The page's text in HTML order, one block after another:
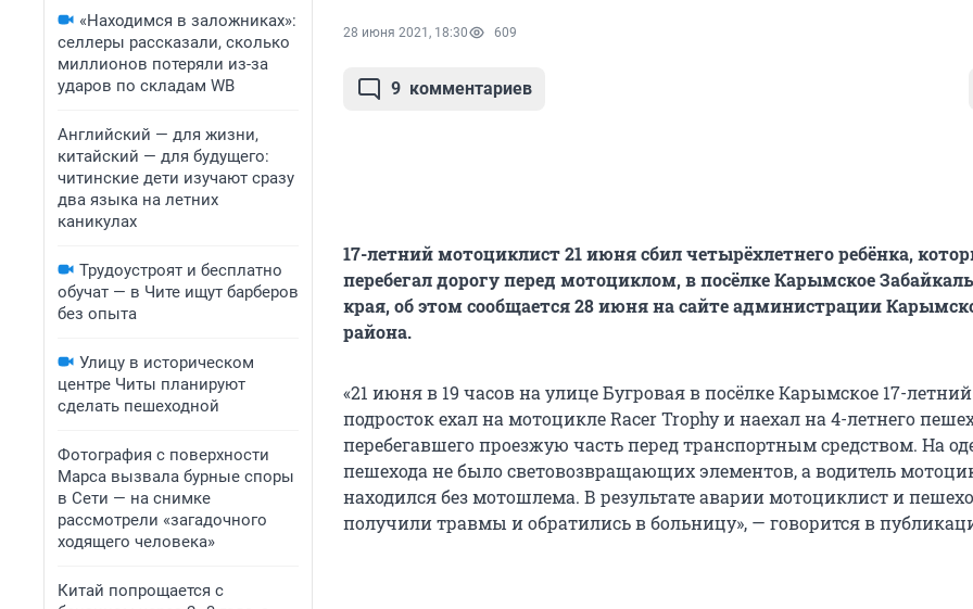
«Находимся в заложниках»:
селлеры рассказали, сколько
миллионов потеряли из-за
ударов по складам WB
Английский — для жизни,
китайский — для будущего:
читинские дети изучают сразу
два языка на летних
каникулах
Трудоустроят и бесплатно
обучат — в Чите ищут барберов
без опыта
Улицу в историческом
центре Читы планируют
сделать пешеходной
Фотография с поверхности
Марса вызвала бурные споры
в Сети — на снимке
рассмотрели «загадочного
ходящего человека»
Китай попрощается с
28 июня 2021, 18:30 609
9 комментариев
17-летний мотоциклист 21 июня сбил четырёхлетнего ребёнка,
перебегал дорогу перед мотоциклом, в посёлке Карымское
края, об этом сообщается 28 июня на сайте администрации
района.
«21 июня в 19 часов на улице Бугровая в посёлке Карымское 17-летний
подросток ехал на мотоцикле Racer Trophy и наехал на 4-летнего
перебегавшего проезжую часть перед транспортным средством. На
пешехода не было световозвращающих элементов, а водитель
находился без мотошлема. В результате аварии мотоциклист и
получили травмы и обратились в больницу», — говорится в